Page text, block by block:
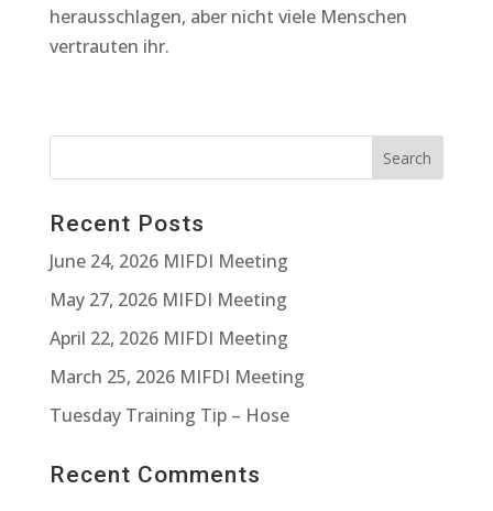
herausschlagen, aber nicht viele Menschen
vertrauten ihr.
Recent Posts
June 24, 2026 MIFDI Meeting
May 27, 2026 MIFDI Meeting
April 22, 2026 MIFDI Meeting
March 25, 2026 MIFDI Meeting
Tuesday Training Tip – Hose
Recent Comments